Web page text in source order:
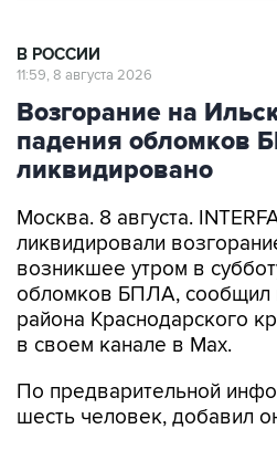
В РОССИИ
11:59, 8 августа 2026
Возгорание на
падения обломков
ликвидировано
Москва. 8 августа.
ликвидировали
возникшее утром в
обломков БПЛА, сообщил
района Краснодарского
в своем канале в Max.
По предварительной
шесть человек, добавил